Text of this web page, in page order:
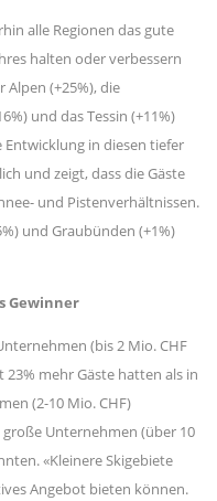
alle Regionen das gute
halten oder verbessern
(+25%), die
und das Tessin (+11%)
Entwicklung in diesen tiefer
und zeigt, dass die Gäste
und Pistenverhältnissen.
und Graubünden (+1%)
Gewinner
(bis 2 Mio. CHF
mehr Gäste hatten als in
(2-10 Mio. CHF)
Unternehmen (über 10
«Kleinere Skigebiete
Angebot bieten können.